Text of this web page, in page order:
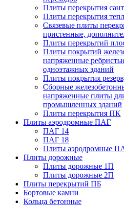
Плиты перекрытия
Плиты перекрытия
Связевые плиты
пристенные,
Плиты перекрытий
Плиты покрытий
напряженные
одноэтажных зданий
Плиты покрытия
Сборные
напряженные плиты
промышленных зданий
Плиты перекрытия ПК
Плиты аэродромные ПАГ
ПАГ 14
ПАГ 18
Плиты аэродромные
Плиты дорожные
Плиты дорожные 1П
Плиты дорожные 2П
Плиты перекрытий ПБ
Бортовые камни
Кольца бетонные